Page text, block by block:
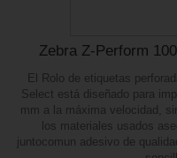
Zebra Z-Perform
El Rolo de etiquetas
Select está diseñado para
mm a la máxima velocidad,
los materiales usados
juntocomun adesivo de